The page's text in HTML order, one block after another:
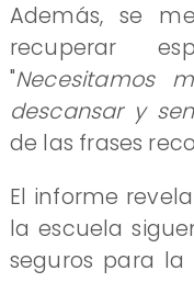
Además, se
recuperar
"Necesitamos
descansar y
de las frases
El informe
la escuela
seguros para la